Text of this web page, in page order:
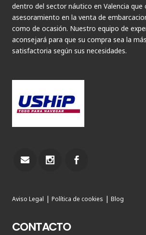
dentro del sector náutico en Valencia que
asesoramiento en la venta de
como de ocasión. Nuestro equipo de
aconsejará para que su compra sea la
satisfactoria según sus necesidades.
Aviso Legal | Política de cookies | Blog
CONTACTO